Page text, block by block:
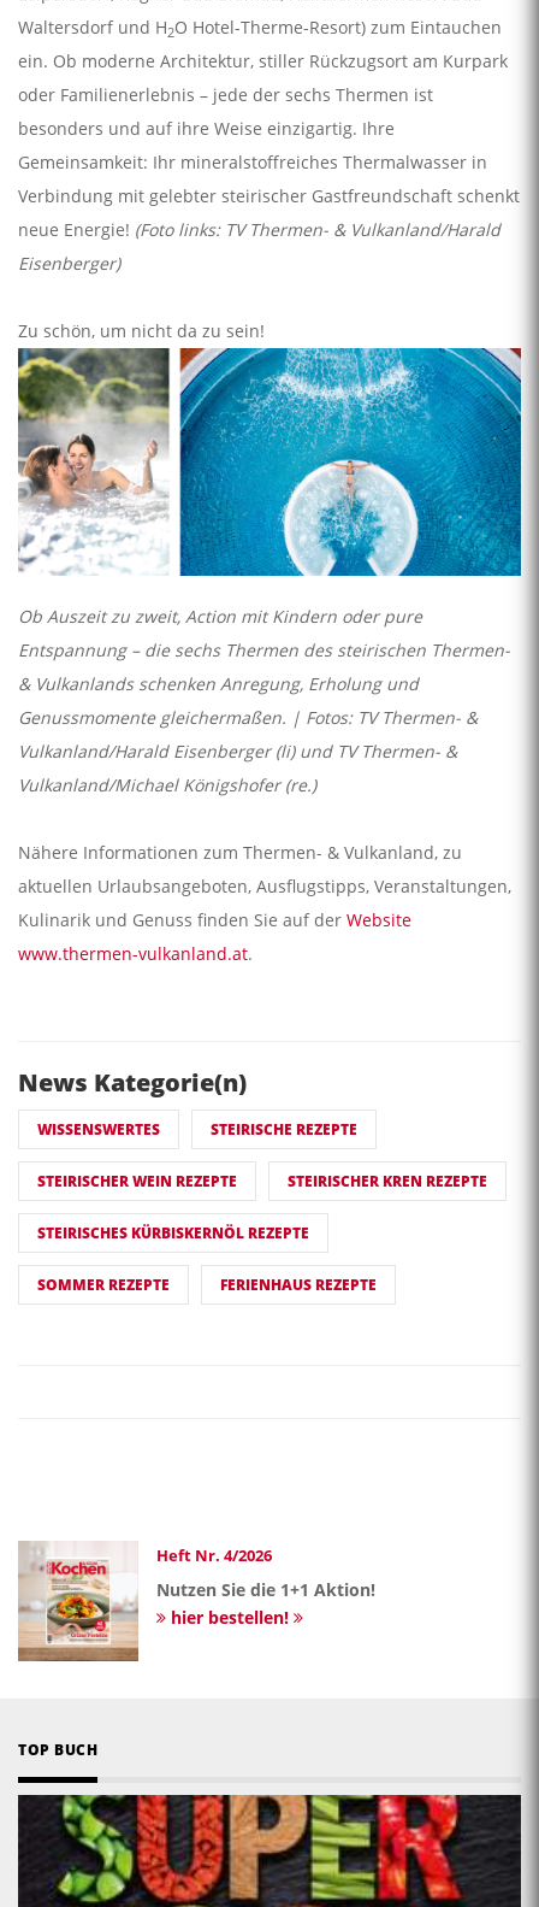
Waltersdorf und H2O Hotel-Therme-Resort) zum Eintauchen
ein. Ob moderne Architektur, stiller Rückzugsort am Kurpark
oder Familienerlebnis – jede der sechs Thermen ist
besonders und auf ihre Weise einzigartig. Ihre
Gemeinsamkeit: Ihr mineralstoffreiches Thermalwasser in
Verbindung mit gelebter steirischer Gastfreundschaft schenkt
neue Energie! (Foto links: TV Thermen- & Vulkanland/Harald
Eisenberger)
Zu schön, um nicht da zu sein!
Ob Auszeit zu zweit, Action mit Kindern oder pure
Entspannung – die sechs Thermen des steirischen Thermen-
& Vulkanlands schenken Anregung, Erholung und
Genussmomente gleichermaßen. | Fotos: TV Thermen- &
Vulkanland/Harald Eisenberger (li) und TV Thermen- &
Vulkanland/Michael Königshofer (re.)
Nähere Informationen zum Thermen- & Vulkanland, zu
aktuellen Urlaubsangeboten, Ausflugstipps, Veranstaltungen,
Kulinarik und Genuss finden Sie auf der Website
www.thermen-vulkanland.at.
News Kategorie(n)
WISSENSWERTES STEIRISCHE REZEPTE
STEIRISCHER WEIN REZEPTE STEIRISCHER KREN REZEPTE
STEIRISCHES KÜRBISKERNÖL REZEPTE
SOMMER REZEPTE FERIENHAUS REZEPTE
Heft Nr. 4/2026
Nutzen Sie die 1+1 Aktion!
hier bestellen!
TOP BUCH